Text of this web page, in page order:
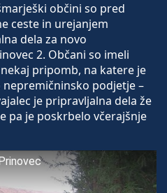
šmarješki občini so pred
ceste in urejanjem
dela za novo
2. Občani so imeli
pripomb, na katere je
podjetje –
je pripravljalna dela že
pa je poskrbelo včerajšnje